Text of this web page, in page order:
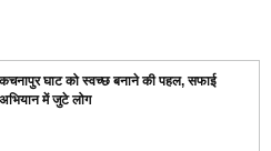
कचनापुर घाट को स्वच्छ बनाने की पहल, सफाई
अभियान में जुटे लोग